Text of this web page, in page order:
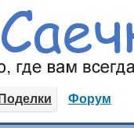
Поделки Форум